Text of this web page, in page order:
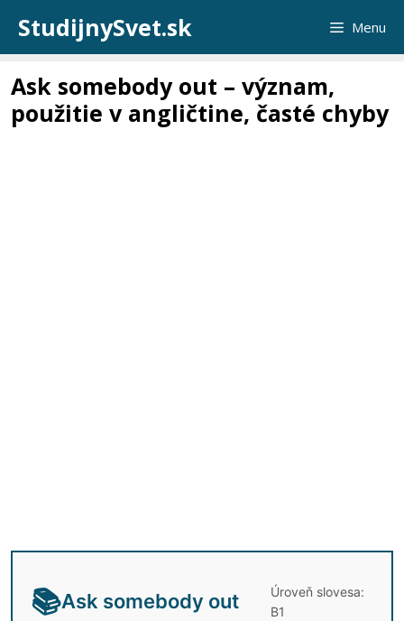
obsah
StudijnySvet.sk Menu
Ask somebody out – význam,
použitie v angličtine, časté chyby
📚Ask somebody out
Úroveň slovesa:
B1